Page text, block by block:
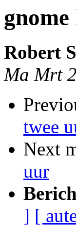
Robert
Ma Mrt
twee
Next
uur
] [